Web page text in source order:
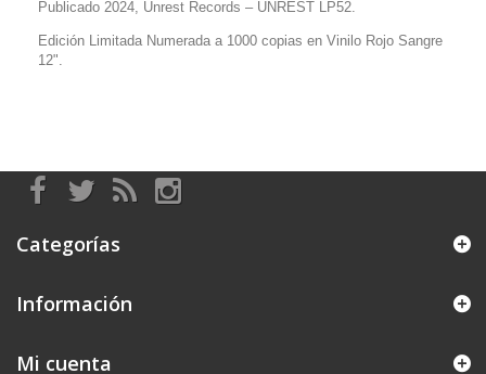
Publicado 2024, Unrest Records – UNREST LP52.
Edición Limitada Numerada a 1000 copias en Vinilo Rojo Sangre
12".
Categorías
Información
Mi cuenta